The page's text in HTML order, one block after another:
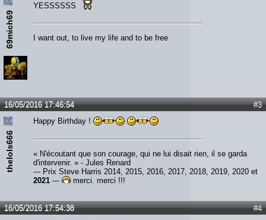
69mich69
YESSSSSS
I want out, to live my life and to be free
#3
16/05/2016 17:46:54
thelols666
Happy Birthday !
« N'écoutant que son courage, qui ne lui disait rien, il se garda
d'intervenir. » - Jules Renard
--- Prix Steve Harris 2014, 2015, 2016, 2017, 2018, 2019, 2020 et
2021 --- merci, merci !!!
#4
16/05/2016 17:54:38